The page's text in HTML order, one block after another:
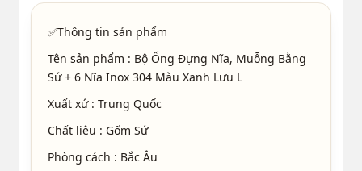
2021-03-28 14:28 | Phân loại hàng:
Hộp giấy ăn không có nắp đậy, cần yêu cầu
nhà sx khắc phục, còn lại hàng như ảnh
0
✅Thông tin sản phẩm
Tên sản phẩm : Bộ Ống Đựng Nĩa, Muỗng Bằng
Sứ + 6 Nĩa Inox 304 Màu Xanh Lưu L
Xuất xứ : Trung Quốc
Chất liệu : Gốm Sứ
Phòng cách : Bắc Âu